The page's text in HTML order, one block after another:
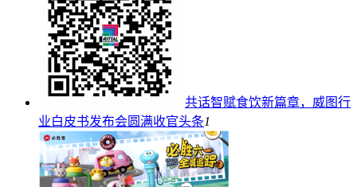
共话智赋食饮新篇章，威图行
业白皮书发布会圆满收官头条1